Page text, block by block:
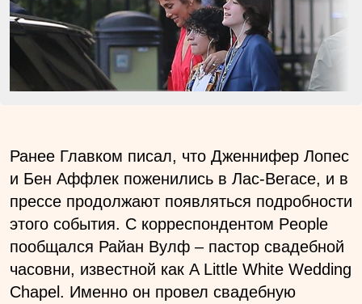
Ранее Главком писал, что Дженнифер Лопес
и Бен Аффлек поженились в Лас-Вегасе, и в
прессе продолжают появляться подробности
этого события. С корреспондентом People
пообщался Райан Вулф – пастор свадебной
часовни, известной как A Little White Wedding
Chapel. Именно он провел свадебную